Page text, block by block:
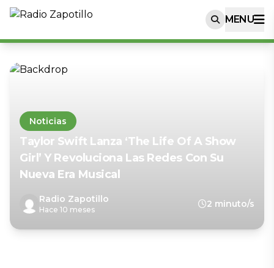
MENU
Noticias
Taylor Swift Lanza ‘The Life Of A Show
Girl’ Y Revoluciona Las Redes Con Su
Nueva Era Musical
Radio Zapotillo
Hace 10 meses
2 minuto/s